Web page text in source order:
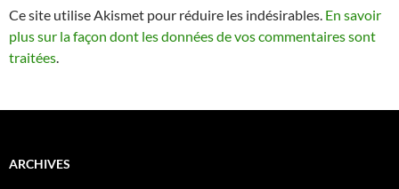
Ce site utilise Akismet pour réduire les indésirables. En savoir
plus sur la façon dont les données de vos commentaires sont
traitées.
ARCHIVES